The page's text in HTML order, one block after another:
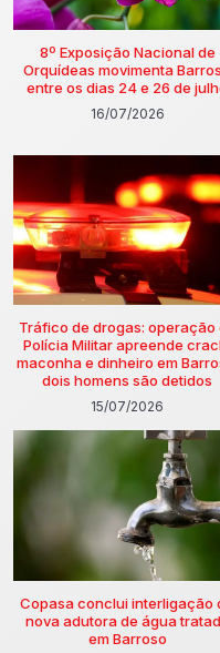
8º Exposição Nacional de
Orquídeas movimenta
entre os dias 24 e 26 de
16/07/2026
Tráfico de drogas: operação
Polícia Militar apreende
maconha e dinheiro em
dois homens são detidos
15/07/2026
Copasa conclui interligação
nova adutora de água
em Barroso